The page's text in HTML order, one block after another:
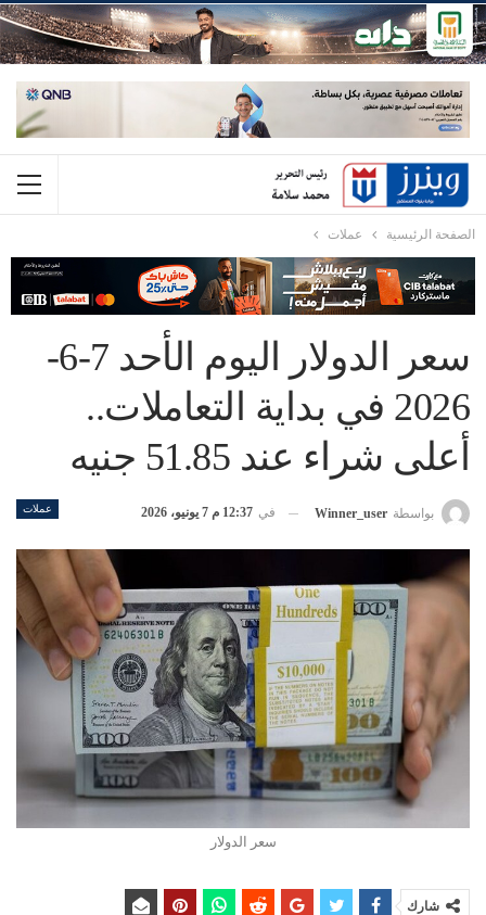
الصفحة الرئيسية عملات
سعر الدولار اليوم الأحد 7-6-
2026 في بداية التعاملات..
أعلى شراء عند 51.85 جنيه
عملات بواسطة Winner_user في 12:37 م 7 يونيو، 2026
سعر الدولار
شارك